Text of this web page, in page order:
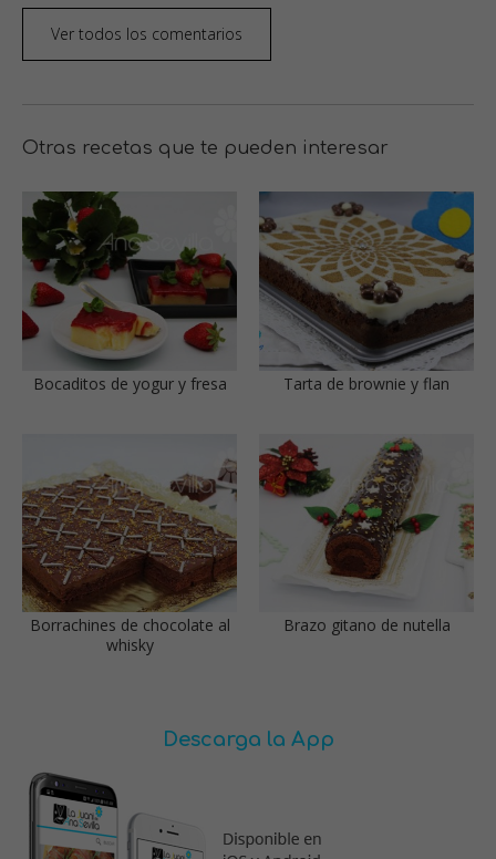
Ver todos los comentarios
Otras recetas que te pueden interesar
Bocaditos de yogur y fresa Tarta de brownie y flan
Borrachines de chocolate al
whisky
Brazo gitano de nutella
Descarga la App